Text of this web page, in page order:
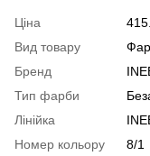
Ціна
Вид товару
Бренд
Тип фарби
Лінійка
Номер кольору
8/1